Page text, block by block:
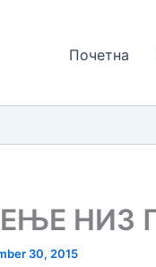
Почетна
НИЗ
30, 2015